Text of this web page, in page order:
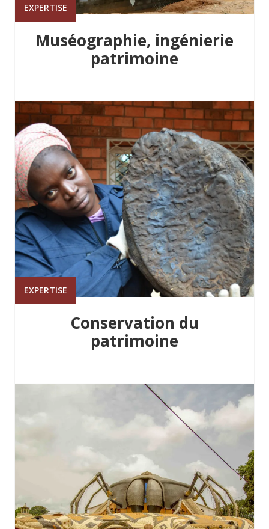
EXPERTISE
Muséographie, ingénierie
patrimoine
EXPERTISE
Conservation du
patrimoine